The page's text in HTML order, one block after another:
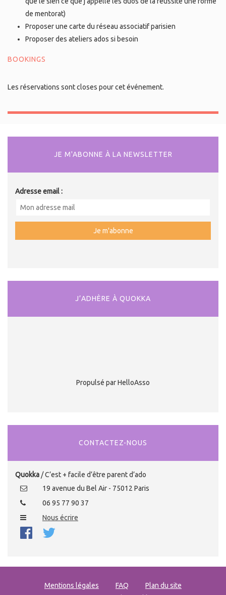
de mentorat)
Proposer une carte du réseau associatif parisien
Proposer des ateliers ados si besoin
BOOKINGS
Les réservations sont closes pour cet événement.
JE M'ABONNE À LA NEWSLETTER
Adresse email :
J’ADHÈRE À QUOKKA
Propulsé par HelloAsso
CONTACTEZ-NOUS
Quokka/ C’est + facile d’être parent d’ado
19 avenue du Bel Air - 75012 Paris
06 95 77 90 37
Nous écrire
Mentions légales FAQ
Plan du site